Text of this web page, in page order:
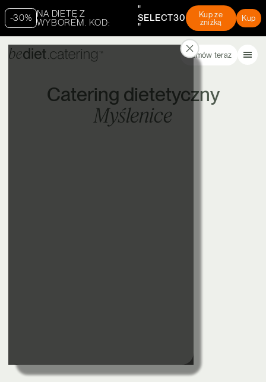
-30% NA DIETĘ Z
WYBOREM. KOD:
"
SELECT30
"
Kup ze
zniżką
Kup
Zamów teraz
Catering dietetyczny
Myślenice